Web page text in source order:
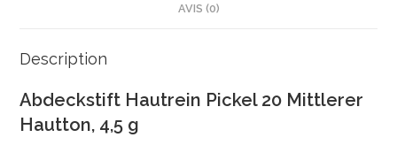
|
des
Imperfections
AVIS (0)
Description
Abdeckstift Hautrein Pickel 20 Mittlerer
Hautton, 4,5 g